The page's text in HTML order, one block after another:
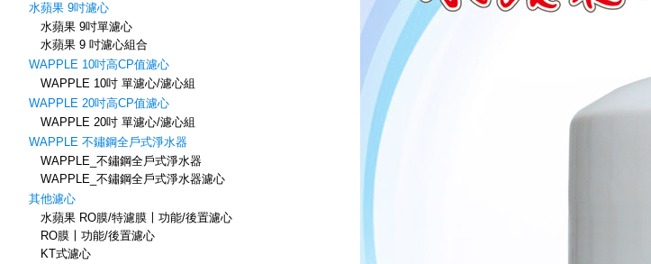
水蘋果 9吋濾心
水蘋果 9吋單濾心
水蘋果 9 吋濾心組合
WAPPLE 10吋高CP值濾心
WAPPLE 10吋 單濾心/濾心組
WAPPLE 20吋高CP值濾心
WAPPLE 20吋 單濾心/濾心組
WAPPLE 不鏽鋼全戶式淨水器
WAPPLE_不鏽鋼全戶式淨水器
WAPPLE_不鏽鋼全戶式淨水器濾心
其他濾心
水蘋果 RO膜/特濾膜〡功能/後置濾心
RO膜〡功能/後置濾心
KT式濾心